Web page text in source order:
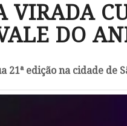
VIRADA
DO
21ª edição na cidade de